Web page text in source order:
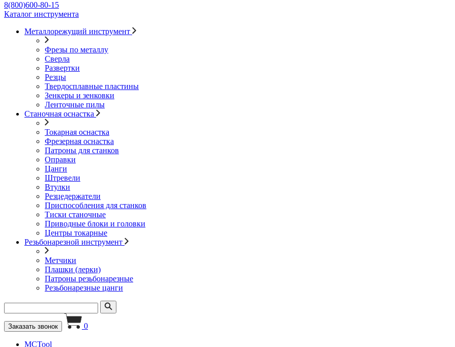
8(800)600-80-15
Каталог инструмента
Металлорежущий инструмент
Фрезы по металлу
Сверла
Развертки
Резцы
Твердосплавные пластины
Зенкеры и зенковки
Ленточные пилы
Станочная оснастка
Токарная оснастка
Фрезерная оснастка
Патроны для станков
Оправки
Цанги
Штревели
Втулки
Резцедержатели
Приспособления для станков
Тиски станочные
Приводные блоки и головки
Центры токарные
Резьбонарезной инструмент
Метчики
Плашки (лерки)
Патроны резьбонарезные
Резьбонарезные цанги
Заказать звонок 0
MCTool